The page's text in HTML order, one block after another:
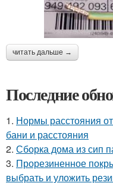
читать дальше →
Последние
1. Нормы расстояния
бани и расстояния
2. Сборка дома из сип
3. Прорезиненное
выбрать и уложить